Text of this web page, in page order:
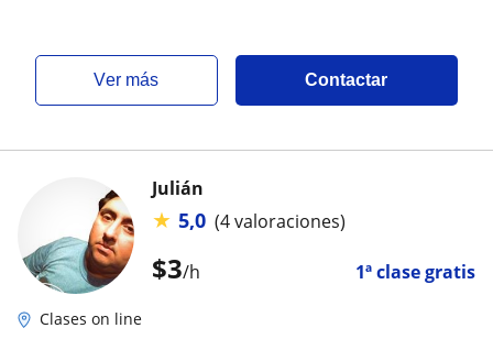
ver más Contactar
$3/h 1ª clase gratis
Julián
★ 5,0 (4 valoraciones)
Clases on line